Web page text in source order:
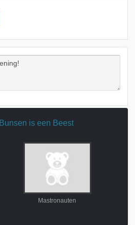
Bunsen is een Beest
Mastronauten